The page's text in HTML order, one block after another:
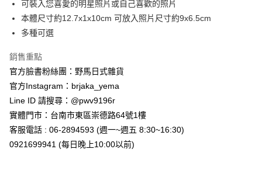
匯豐（台灣）商業銀行
華泰商業銀行
聯邦商業銀行
遠東國際商業銀行
元大商業銀行
台新國際商業銀行
台灣樂天信用卡公司
街口支付
Google Pay
ATM付款
運送方式
全家取貨付款
每筆NT$65，滿NT$999(含以上)免運費
可裝入您喜愛的明星照片或自己喜歡的照片
本體尺寸約12.7x1x10cm 可放入照片尺寸約9x6.5cm
多種可選
銷售重點
官方臉書粉絲團：野馬日式雜貨
官方Instagram：brjaka_yema
Line ID 請搜尋：@pwv9196r
實體門市：台南市東區崇德路64號1樓
客服電話 : 06-2894593 (週一~週五 8:30~16:30)
0921699941 (每日晚上10:00以前)